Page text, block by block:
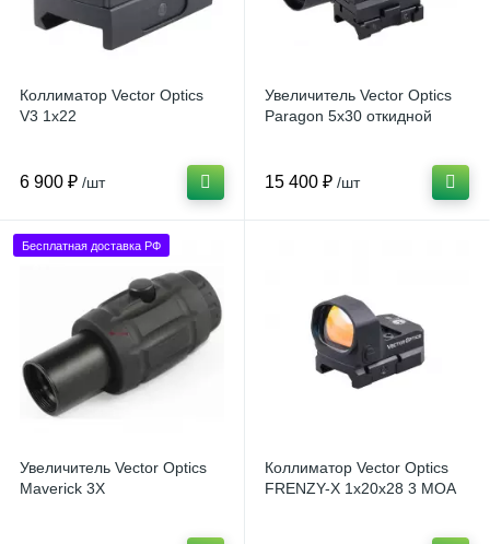
Коллиматор Vector Optics
V3 1x22
6 900 ₽ /шт
Увеличитель Vector Optics
Paragon 5x30 откидной
15 400 ₽ /шт
Бесплатная доставка РФ
Увеличитель Vector Optics
Maverick 3X
Коллиматор Vector Optics
FRENZY-X 1x20x28 3 MOA